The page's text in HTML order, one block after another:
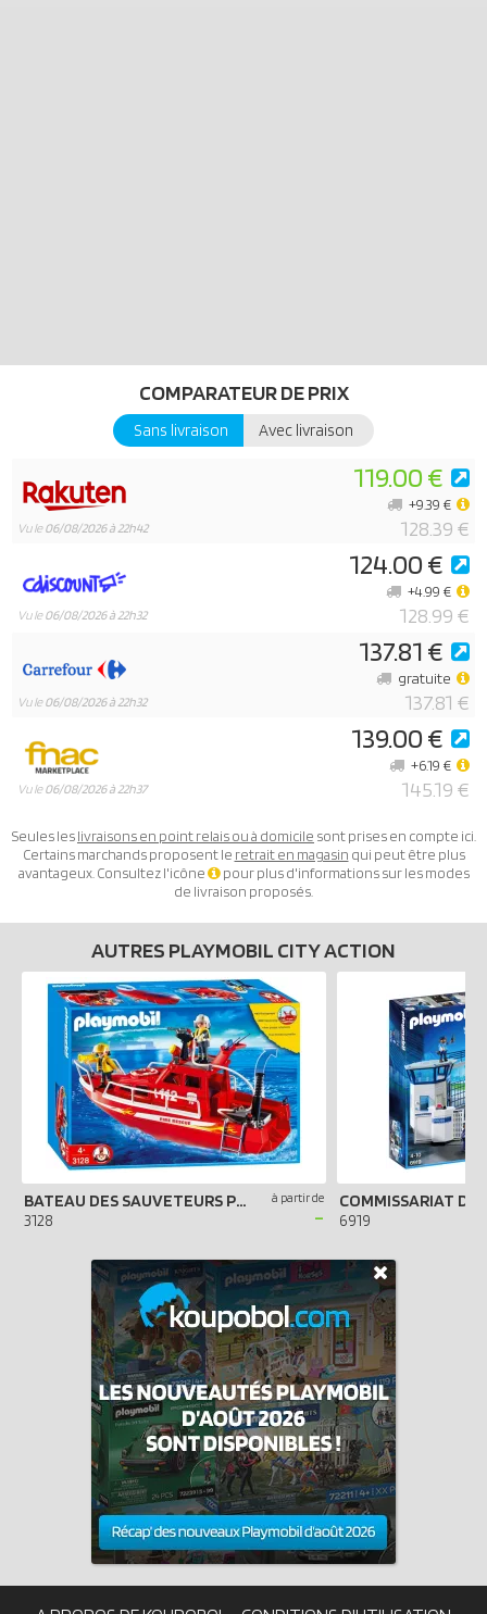
COMPARATEUR DE PRIX
Sans livraison Avec livraison
Vu le06/08/2026 à 22h42
119.00 €
128.39 €
+9.39 €
Vu le06/08/2026 à 22h32
124.00 €
128.99 €
+4.99 €
Vu le06/08/2026 à 22h32
137.81 €
137.81 €
gratuite
Vu le06/08/2026 à 22h37
139.00 €
145.19 €
+6.19 €
Seules leslivraisons en point relais ou à domicile sont prises en compte ici.
Certains marchands proposent le retrait en magasin qui peut être plus
avantageux. Consultez l'icône
pour plus d'informations sur les modes
de livraison proposés.
AUTRES PLAYMOBIL CITY ACTION
BATEAU DES SAUVETEURS POMPIERS
3128
à partir de
- 6919